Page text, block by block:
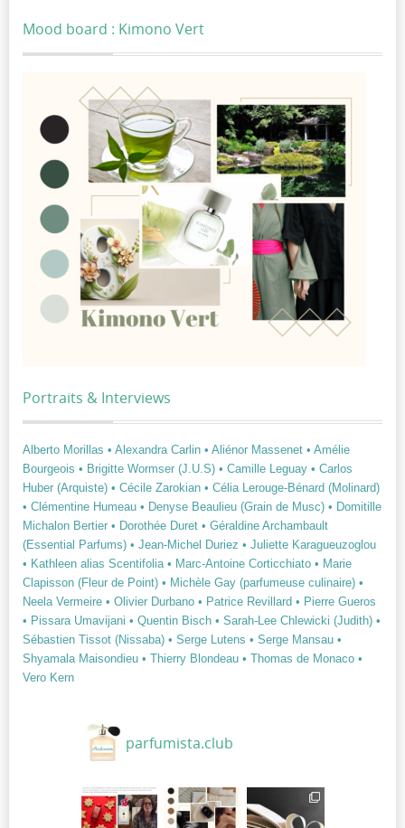
Mood board : Kimono Vert
Portraits & Interviews
Alberto Morillas • Alexandra Carlin • Aliénor Massenet • Amélie
Bourgeois • Brigitte Wormser (J.U.S) • Camille Leguay • Carlos
Huber (Arquiste) • Cécile Zarokian • Célia Lerouge-Bénard (Molinard)
• Clémentine Humeau • Denyse Beaulieu (Grain de Musc) • Domitille
Michalon Bertier • Dorothée Duret • Géraldine Archambault
(Essential Parfums) • Jean-Michel Duriez • Juliette Karagueuzoglou
• Kathleen alias Scentifolia • Marc-Antoine Corticchiato • Marie
Clapisson (Fleur de Point) • Michèle Gay (parfumeuse culinaire) •
Neela Vermeire • Olivier Durbano • Patrice Revillard • Pierre Gueros
• Pissara Umavijani • Quentin Bisch • Sarah-Lee Chlewicki (Judith) •
Sébastien Tissot (Nissaba) • Serge Lutens • Serge Mansau •
Shyamala Maisondieu • Thierry Blondeau • Thomas de Monaco •
Vero Kern
parfumista.club